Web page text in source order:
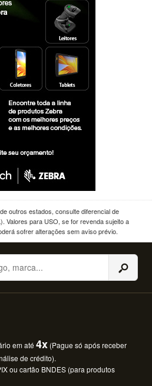
outros estados, consulte diferencial de
Valores para USO, se for revenda sujeito a
sofrer alterações sem aviso prévio.
em até4x (Pague só após receber
de crédito).
ou cartão BNDES (para produtos